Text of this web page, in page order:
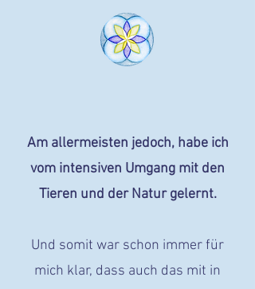
Am allermeisten jedoch, habe ich
vom intensiven Umgang mit den
Tieren und der Natur gelernt.
Und somit war schon immer für
mich klar, dass auch das mit in